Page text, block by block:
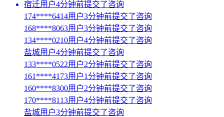
宿迁用户4分钟前提交了咨询
174****6414用户3分钟前提交了咨询
168****8063用户3分钟前提交了咨询
134****0210用户4分钟前提交了咨询
盐城用户4分钟前提交了咨询
133****0522用户2分钟前提交了咨询
161****4173用户1分钟前提交了咨询
160****8300用户2分钟前提交了咨询
170****8113用户4分钟前提交了咨询
盐城用户3分钟前提交了咨询